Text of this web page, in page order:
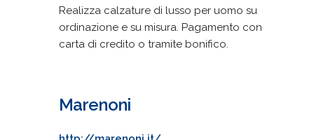
Realizza calzature di lusso per uomo su
ordinazione e su misura. Pagamento con
carta di credito o tramite bonifico.
Marenoni